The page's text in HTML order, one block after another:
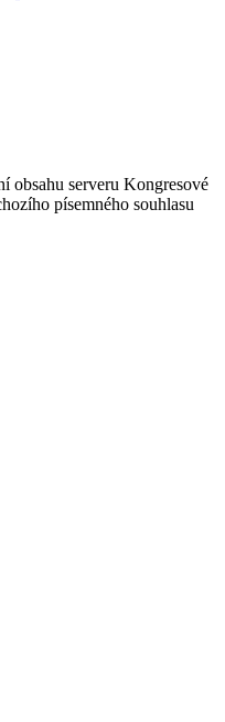
obsahu serveru Kongresové
písemného souhlasu